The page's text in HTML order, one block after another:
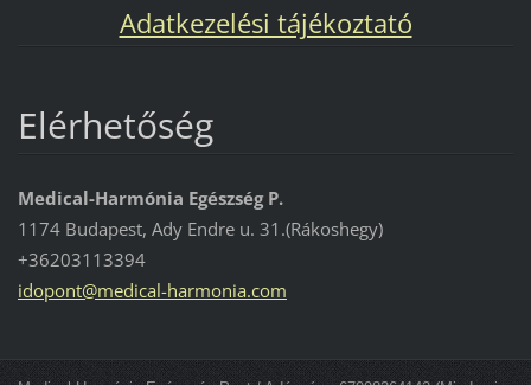
Adatkezelési tájékoztató
Elérhetőség
Medical-Harmónia Egészség P.
1174 Budapest, Ady Endre u. 31.(Rákoshegy)
+36203113394
idopont@medical-harmonia.com